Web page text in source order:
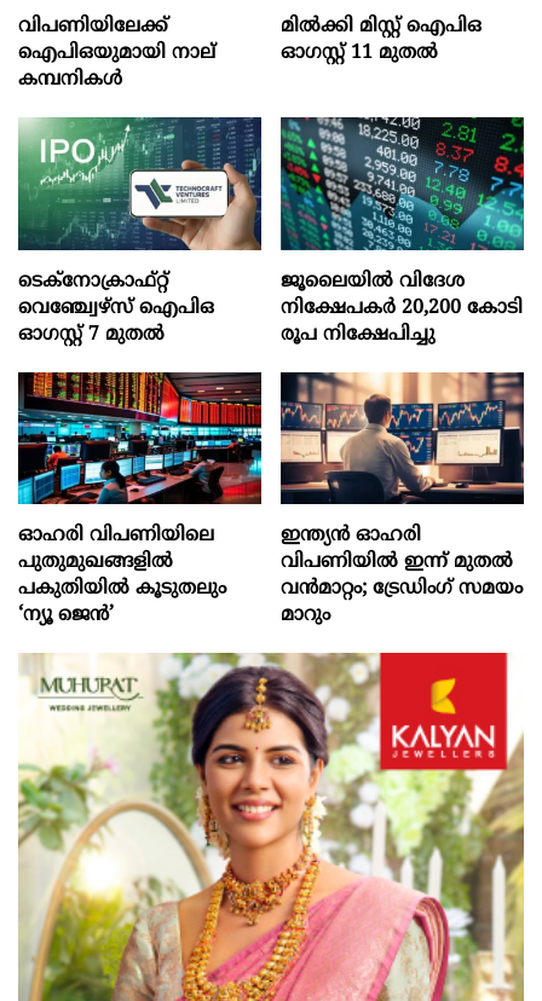
വിപണിയിലേക്ക്
ഐപിഒയുമായി നാല്
കമ്പനികൾ
മില്‍ക്കി മിസ്റ്റ്‌ ഐപിഒ
ഓഗസ്റ്റ്‌ 11 മുതല്‍
ടെക്‌നോക്രാഫ്‌റ്റ്‌
വെഞ്ച്വേഴ്‌സ്‌ ഐപിഒ
ഓഗസ്റ്റ്‌ 7 മുതല്‍
ജൂലൈയില്‍ വിദേശ
നിക്ഷേപകര്‍ 20,200 കോടി
രൂപ നിക്ഷേപിച്ചു
ഓഹരി വിപണിയിലെ
പുതുമുഖങ്ങളിൽ
പകുതിയിൽ കൂടുതലും
‘ന്യൂ ജെൻ’
ഇന്ത്യൻ ഓഹരി
വിപണിയിൽ ഇന്ന് മുതൽ
വൻമാറ്റം; ട്രേഡിംഗ് സമയം
മാറും